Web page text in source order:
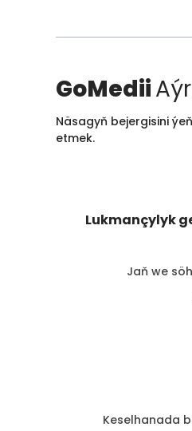
GoMedii
Näsagyň bejergisini
etmek.
Lukmançylyk
Jaň we
Keselhanada